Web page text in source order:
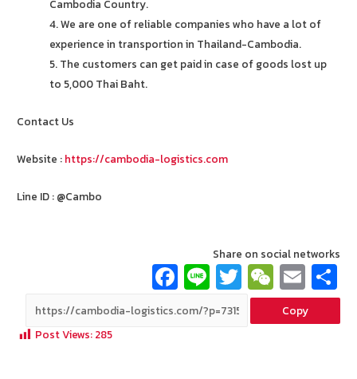
Cambodia Country.
4. We are one of reliable companies who have a lot of
experience in transportion in Thailand-Cambodia.
5. The customers can get paid in case of goods lost up
to 5,000 Thai Baht.
Contact Us
Website : https://cambodia-logistics.com
Line ID : @Cambo
Share on social networks
Fa
ce
b
Li
n
e
T
wi
tt
W
e
C
E
m
ai
Copy
Post Views: 285